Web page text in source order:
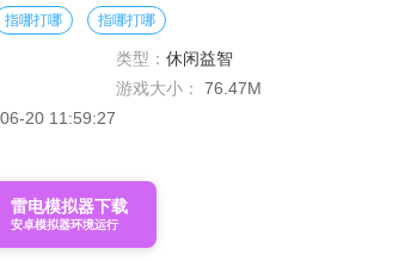
指哪打哪 指哪打哪
类型： 休闲益智
游戏大小：
76.47M
20 11:59:27
雷电模拟器下载
安卓模拟器环境运行